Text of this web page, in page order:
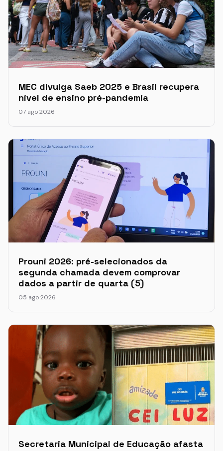
MEC divulga Saeb 2025 e Brasil recupera
nível de ensino pré-pandemia
07 ago 2026
Prouni 2026: pré-selecionados da
segunda chamada devem comprovar
dados a partir de quarta (5)
05 ago 2026
Secretaria Municipal de Educação afasta